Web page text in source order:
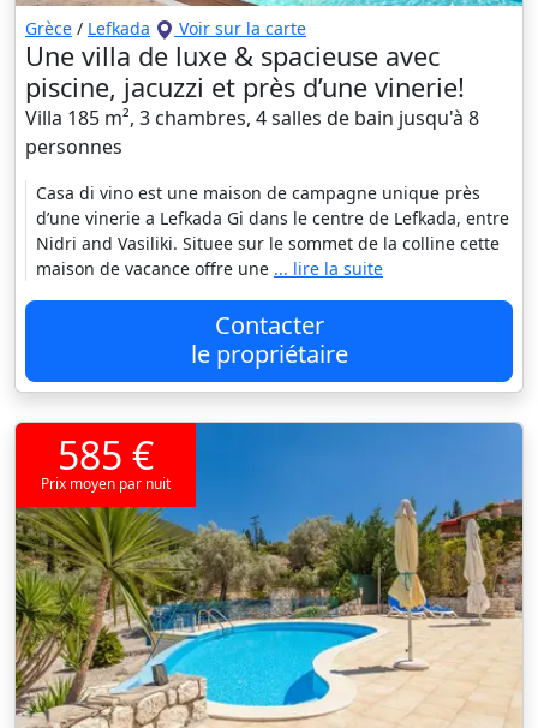
Grèce / Lefkada Voir sur la carte
Une villa de luxe & spacieuse avec
piscine, jacuzzi et près d’une vinerie!
Villa 185 m², 3 chambres, 4 salles de bain jusqu'à 8
personnes
Casa di vino est une maison de campagne unique près
d’une vinerie a Lefkada Gi dans le centre de Lefkada, entre
Nidri and Vasiliki. Situee sur le sommet de la colline cette
maison de vacance offre une ... lire la suite
Contacter
le propriétaire
585 €
Prix moyen par nuit